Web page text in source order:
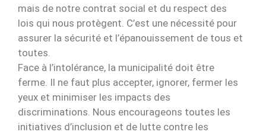
mais de notre contrat social et du respect des
lois qui nous protègent. C’est une nécessité pour
assurer la sécurité et l’épanouissement de tous et
toutes.
Face à l’intolérance, la municipalité doit être
ferme. Il ne faut plus accepter, ignorer, fermer les
yeux et minimiser les impacts des
discriminations. Nous encourageons toutes les
initiatives d’inclusion et de lutte contre les